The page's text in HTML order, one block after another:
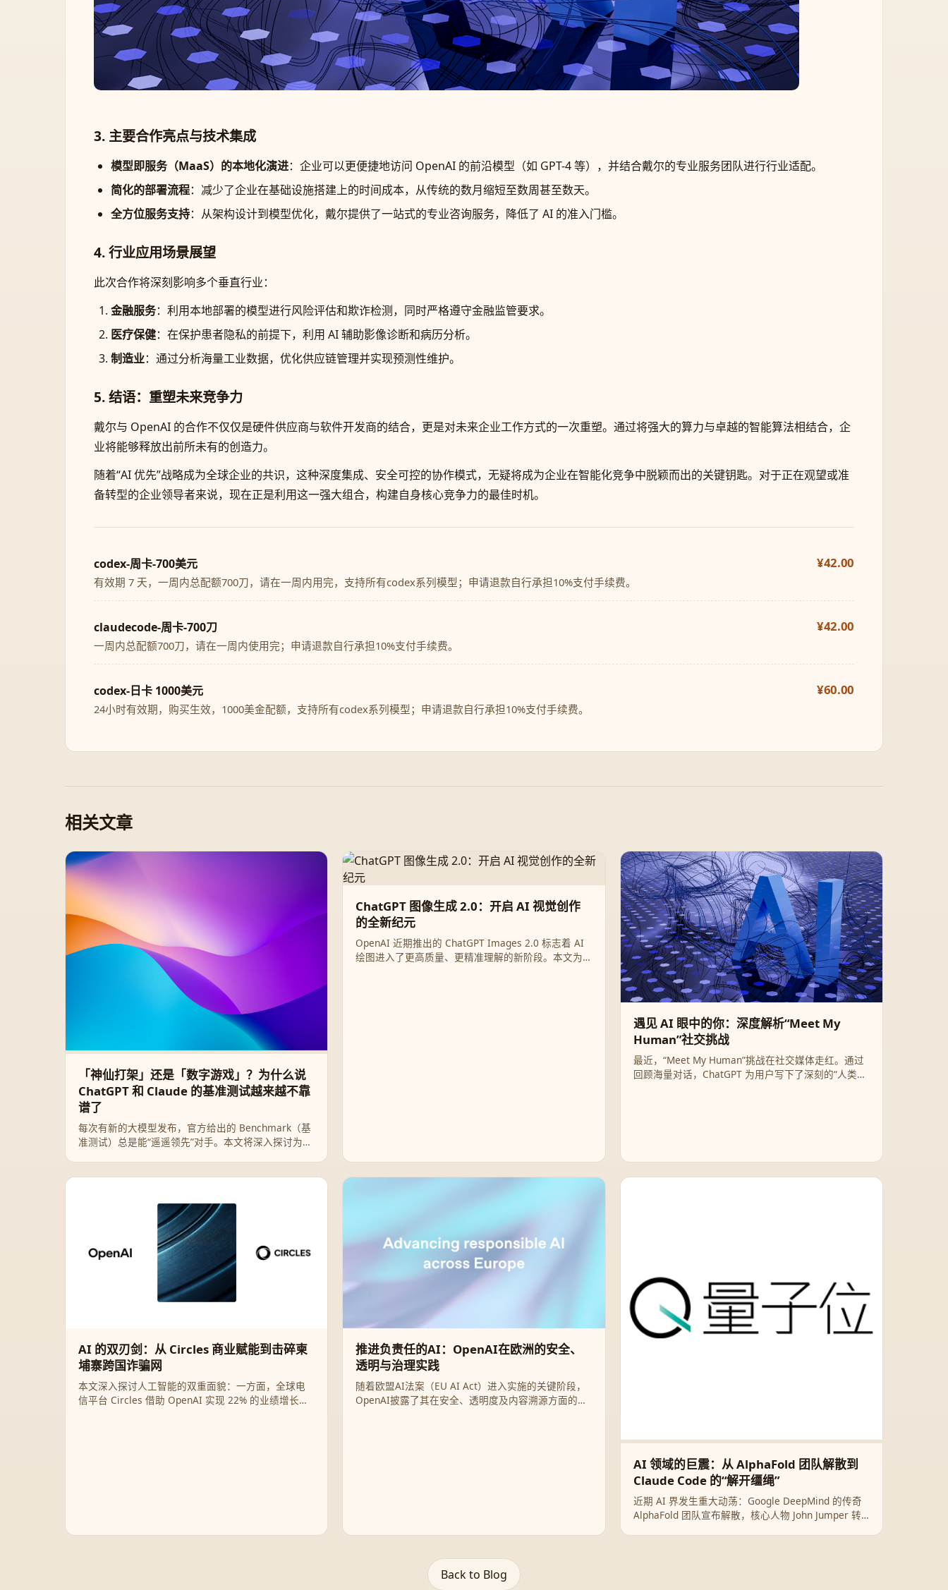
3. 主要合作亮点与技术集成
模型即服务（MaaS）的本地化演进：企业可以更便捷地访问 OpenAI 的前沿模型（如 GPT-4 等），并结合戴尔的专业服务团队进行行业适配。
简化的部署流程：减少了企业在基础设施搭建上的时间成本，从传统的数月缩短至数周甚至数天。
全方位服务支持：从架构设计到模型优化，戴尔提供了一站式的专业咨询服务，降低了 AI 的准入门槛。
4. 行业应用场景展望
此次合作将深刻影响多个垂直行业：
金融服务：利用本地部署的模型进行风险评估和欺诈检测，同时严格遵守金融监管要求。
医疗保健：在保护患者隐私的前提下，利用 AI 辅助影像诊断和病历分析。
制造业：通过分析海量工业数据，优化供应链管理并实现预测性维护。
5. 结语：重塑未来竞争力
戴尔与 OpenAI 的合作不仅仅是硬件供应商与软件开发商的结合，更是对未来企业工作方式的一次重塑。通过将强大的算力与卓越的智能算法相结合，企
业将能够释放出前所未有的创造力。
随着“AI 优先”战略成为全球企业的共识，这种深度集成、安全可控的协作模式，无疑将成为企业在智能化竞争中脱颖而出的关键钥匙。对于正在观望或准
备转型的企业领导者来说，现在正是利用这一强大组合，构建自身核心竞争力的最佳时机。
codex-周卡-700美元
有效期 7 天，一周内总配额700刀，请在一周内用完，支持所有codex系列模型；申请退款自行承担10%支付手续费。
¥42.00
claudecode-周卡-700刀
一周内总配额700刀，请在一周内使用完；申请退款自行承担10%支付手续费。
¥42.00
codex-日卡 1000美元
24小时有效期，购买生效，1000美金配额，支持所有codex系列模型；申请退款自行承担10%支付手续费。
¥60.00
相关文章
「神仙打架」还是「数字游戏」？为什么说
ChatGPT 和 Claude 的基准测试越来越不靠
谱了
每次有新的大模型发布，官方给出的 Benchmark（基
准测试）总是能“遥遥领先”对手。本文将深入探讨为什
ChatGPT 图像生成 2.0：开启 AI 视觉创作
的全新纪元
OpenAI 近期推出的 ChatGPT Images 2.0 标志着 AI
绘图进入了更高质量、更精准理解的新阶段。本文为
遇见 AI 眼中的你：深度解析“Meet My
Human”社交挑战
最近，“Meet My Human”挑战在社交媒体走红。通过
回顾海量对话，ChatGPT 为用户写下了深刻的“人类观
AI 的双刃剑：从 Circles 商业赋能到击碎柬
埔寨跨国诈骗网
本文深入探讨人工智能的双重面貌：一方面，全球电
信平台 Circles 借助 OpenAI 实现 22% 的业绩增长与
推进负责任的AI：OpenAI在欧洲的安全、
透明与治理实践
随着欧盟AI法案（EU AI Act）进入实施的关键阶段，
OpenAI披露了其在安全、透明度及内容溯源方面的最
AI 领域的巨震：从 AlphaFold 团队解散到
Claude Code 的“解开缰绳”
近期 AI 界发生重大动荡：Google DeepMind 的传奇
AlphaFold 团队宣布解散，核心人物 John Jumper 转
Back to Blog